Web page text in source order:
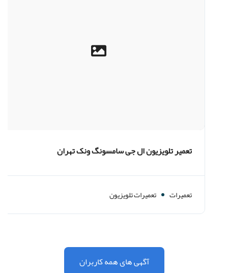
تعمیر تلویزیون ال جی سامسونگ ونک تهران
تعمیرات تعمیرات تلویزیون
آگهی های همه کاربران